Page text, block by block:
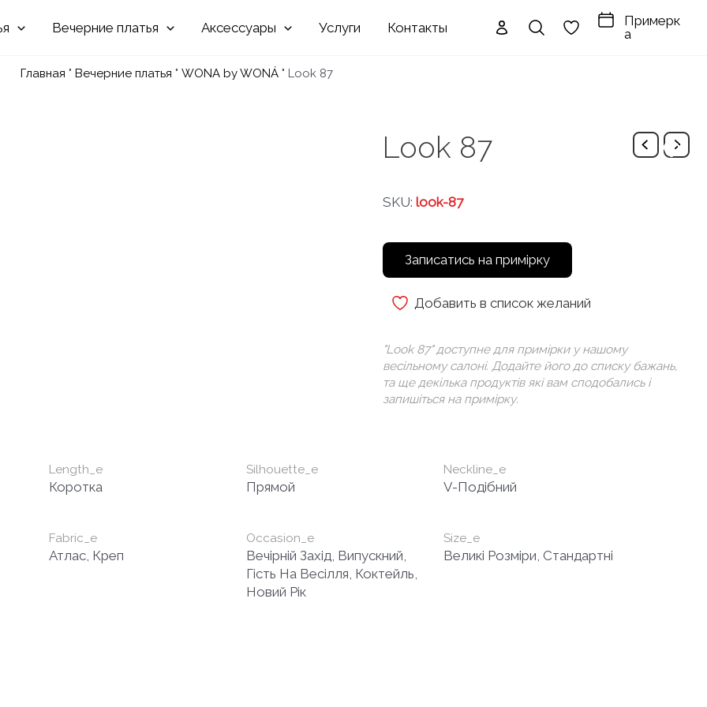
Вечерние Аксессуары Услуги Контакты
Примерк
а
Главная " Вечерние платья " WONA by WONÁ " Look 87
Look 87
SKU: look-87
Записатись на примірку
Добавить в список желаний
"Look 87" доступне для примірки у нашому
весільному салоні. Додайте його до списку бажань,
та ще декілька продуктів які вам сподобались і
запишіться на примірку.
Length_e
Коротка
Silhouette_e
Прямой
Neckline_e
V-Подібний
Fabric_e
Атлас, Креп
Occasion_e
Вечірній Захід, Випускний,
Гість На Весілля, Коктейль,
Новий Рік
Size_e
Великі Розміри, Стандартні